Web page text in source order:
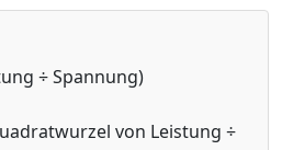
÷ Spannung)
von Leistung ÷